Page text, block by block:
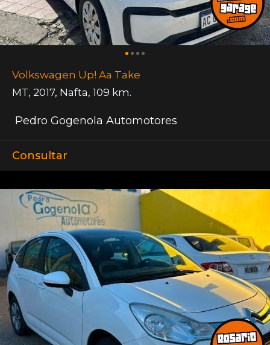
Volkswagen Up! Aa Take
MT, 2017, Nafta, 109 km.
Pedro Gogenola Automotores
Consultar